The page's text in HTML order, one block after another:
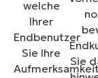
welche
Ihrer
Endbenutzer
Sie Ihre
Sie